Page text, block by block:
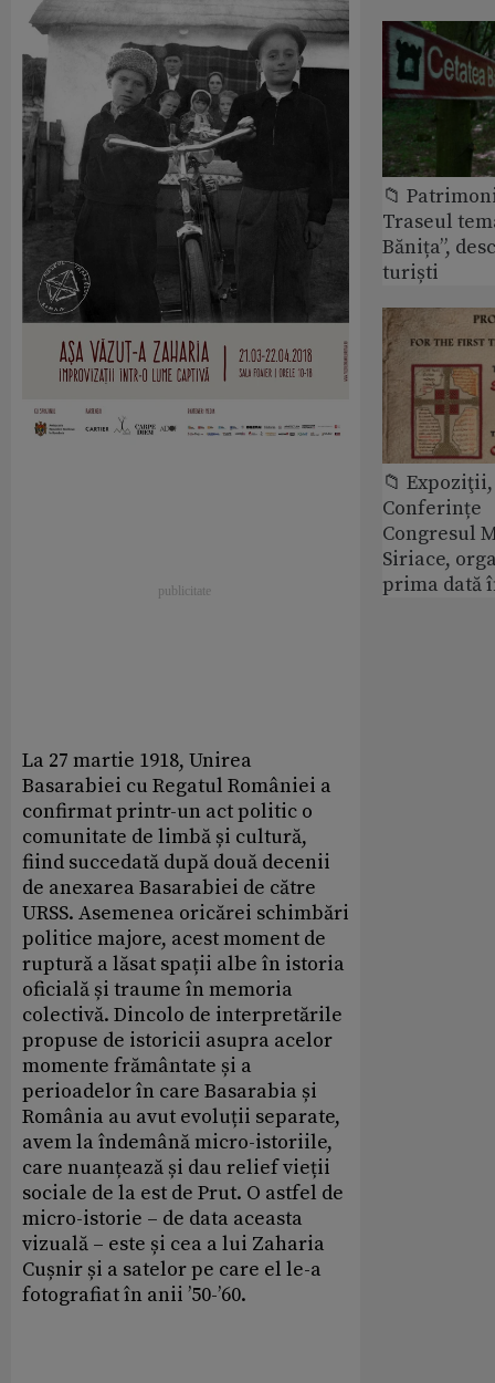
La 27 martie 1918, Unirea
Basarabiei cu Regatul României a
confirmat printr-un act politic o
comunitate de limbă și cultură,
fiind succedată după două decenii
de anexarea Basarabiei de către
URSS. Asemenea oricărei schimbări
politice majore, acest moment de
ruptură a lăsat spații albe în istoria
oficială și traume în memoria
colectivă. Dincolo de interpretările
propuse de istoricii asupra acelor
momente frământate și a
perioadelor în care Basarabia și
România au avut evoluții separate,
avem la îndemână micro-istoriile,
care nuanțează și dau relief vieții
sociale de la est de Prut. O astfel de
micro-istorie – de data aceasta
vizuală – este și cea a lui Zaharia
Cușnir și a satelor pe care el le-a
fotografiat în anii ’50-’60.
📁
Traseul
Bănița”,
turiști
📁
Conferințe
Congresul
Siriace,
prima dată